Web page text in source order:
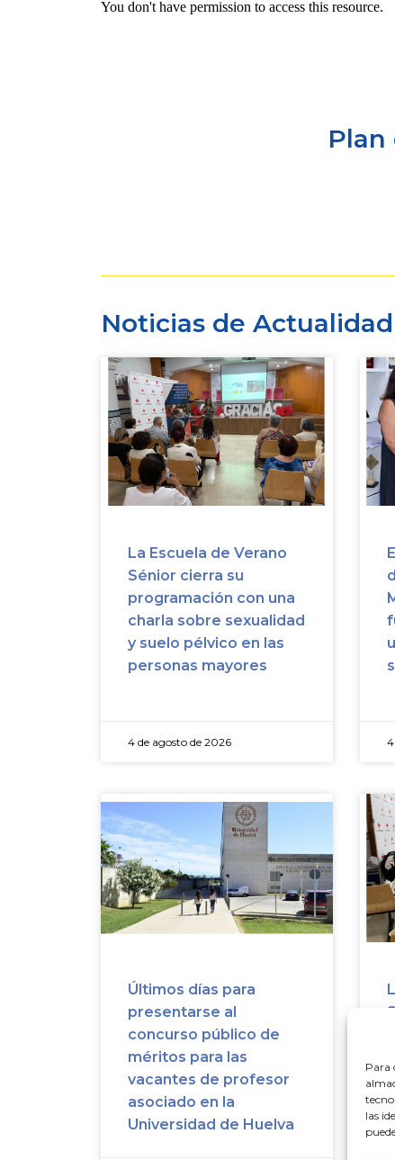
Para
las
Noticias de Actualidad
La Escuela de Verano
Sénior cierra su
programación con una
charla sobre sexualidad
y suelo pélvico en las
personas mayores
4 de agosto de 2026
Últimos días para
presentarse al
concurso público de
méritos para las
vacantes de profesor
asociado en la
Universidad de Huelva